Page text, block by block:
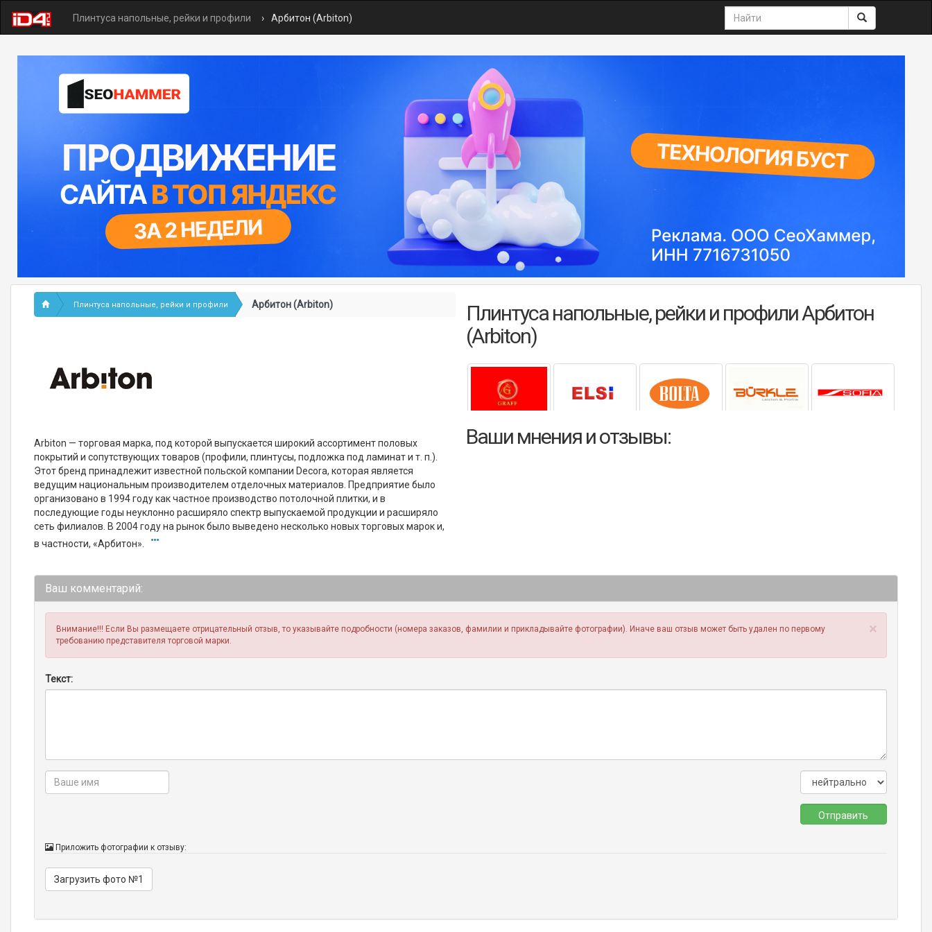
Плинтуса напольные, рейки и профили Арбитон (Arbiton)
Плинтуса напольные, рейки и профили Арбитон (Arbiton)
Arbiton — торговая марка, под которой выпускается широкий ассортимент половых
покрытий и сопутствующих товаров (профили, плинтусы, подложка под ламинат и т. п.).
Этот бренд принадлежит известной польской компании Decora, которая является
ведущим национальным производителем отделочных материалов. Предприятие было
организовано в 1994 году как частное производство потолочной плитки, и в
последующие годы неуклонно расширяло спектр выпускаемой продукции и расширяло
сеть филиалов. В 2004 году на рынок было выведено несколько новых торговых марок и,
в частности, «Арбитон».
Плинтуса напольные, рейки и профили Арбитон
(Arbiton)
Ваши мнения и отзывы:
Ваш комментарий:
×
Внимание!!! Если Вы размещаете отрицательный отзыв, то указывайте подробности (номера заказов, фамилии и прикладывайте фотографии). Иначе ваш отзыв может быть удален по первому
требованию представителя торговой марки.
Текст:
Отправить
Приложить фотографии к отзыву:
Загрузить фото №1